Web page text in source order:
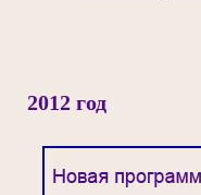
2012 год